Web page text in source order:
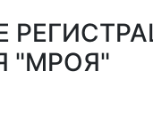
"МРОЯ"